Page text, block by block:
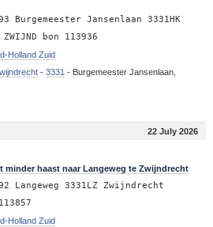
Burgemeester Jansenlaan 3331HK
bon 113936
Holland Zuid
- 3331 - Burgemeester Jansenlaan,
22 July 2026
minder haast naar Langeweg te Zwijndrecht
Langeweg 3331LZ Zwijndrecht
Holland Zuid